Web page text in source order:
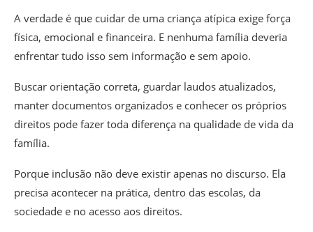
A verdade é que cuidar de uma criança atípica exige força
física, emocional e financeira. E nenhuma família deveria
enfrentar tudo isso sem informação e sem apoio.
Buscar orientação correta, guardar laudos atualizados,
manter documentos organizados e conhecer os próprios
direitos pode fazer toda diferença na qualidade de vida da
família.
Porque inclusão não deve existir apenas no discurso. Ela
precisa acontecer na prática, dentro das escolas, da
sociedade e no acesso aos direitos.